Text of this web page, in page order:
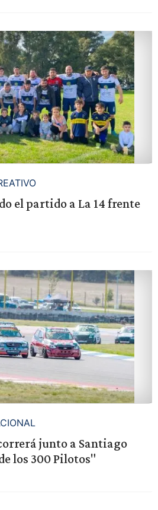
el partido a La 14 frente
junto a Santiago
los 300 Pilotos"